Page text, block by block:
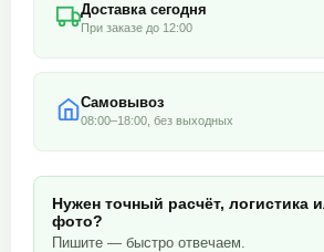
Доставка сегодня
При заказе до 12:00
Самовывоз
08:00–18:00, без выходных
Нужен точный расчёт, логистика
фото?
Пишите — быстро отвечаем.